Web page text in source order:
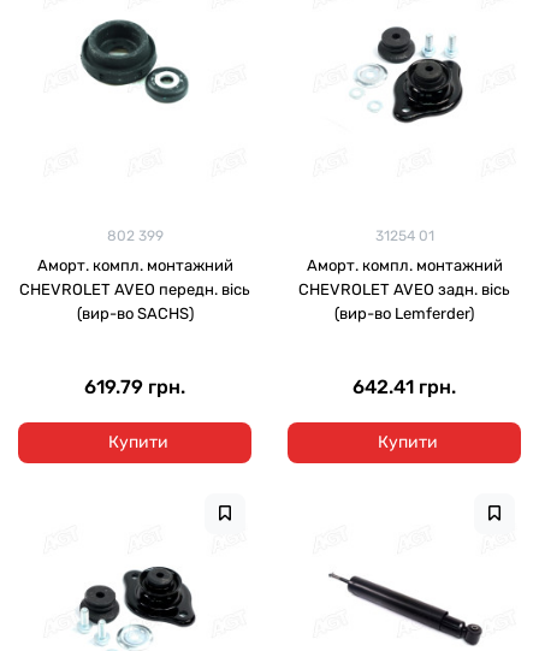
802 399
Аморт. компл. монтажний
CHEVROLET AVEO передн. вісь
(вир-во SACHS)
619.79 грн.
Купити
31254 01
Аморт. компл. монтажний
CHEVROLET AVEO задн. вісь
(вир-во Lemferder)
642.41 грн.
Купити